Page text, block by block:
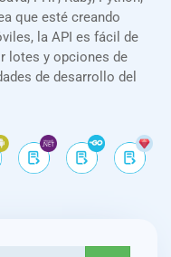
que esté creando
la API es fácil de
lotes y opciones de
de desarrollo del